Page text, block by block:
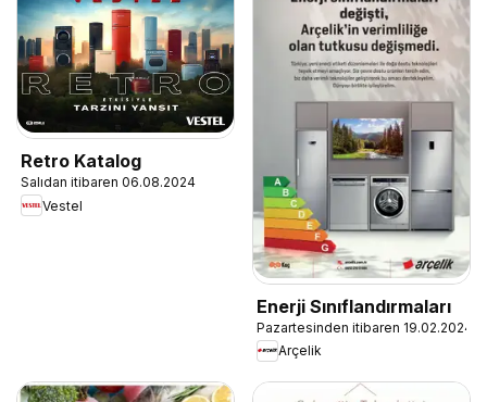
Retro Katalog
Salıdan itibaren 06.08.2024
Vestel
Enerji Sınıflandırmaları
Pazartesinden itibaren 19.02.2024
Arçelik